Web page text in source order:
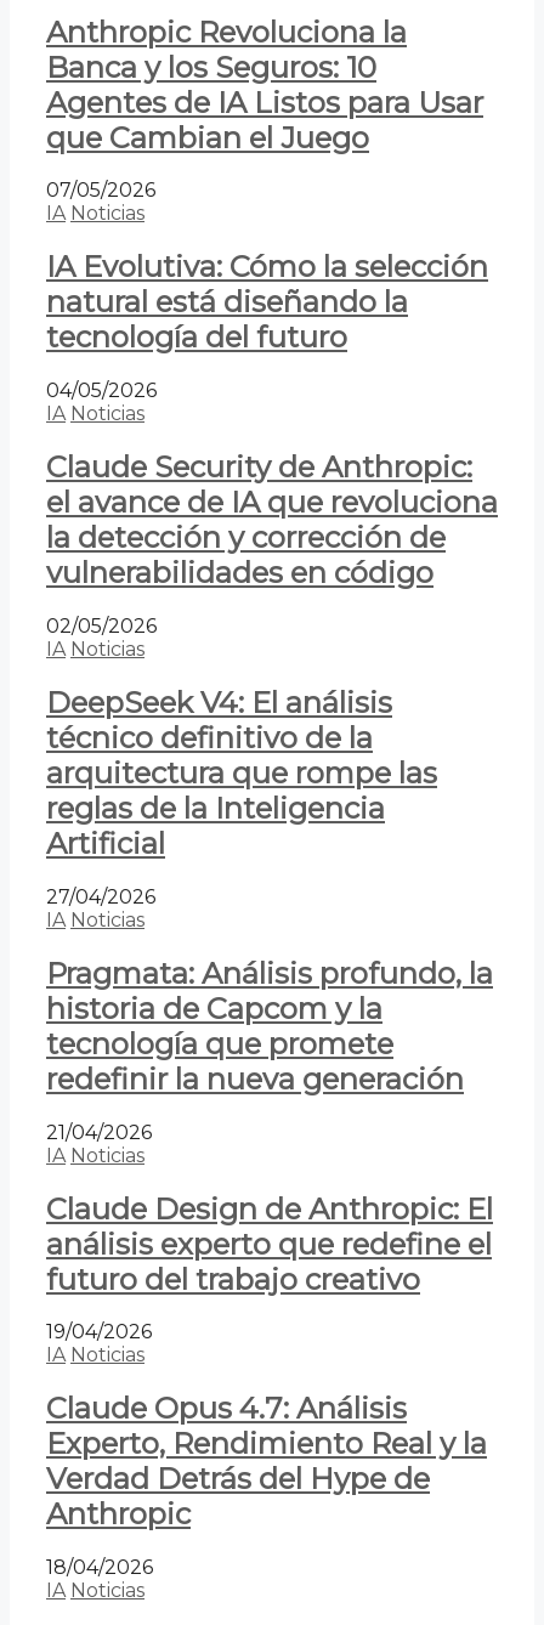
Anthropic Revoluciona la
Banca y los Seguros: 10
Agentes de IA Listos para Usar
que Cambian el Juego
07/05/2026
IA Noticias
IA Evolutiva: Cómo la selección
natural está diseñando la
tecnología del futuro
04/05/2026
IA Noticias
Claude Security de Anthropic:
el avance de IA que revoluciona
la detección y corrección de
vulnerabilidades en código
02/05/2026
IA Noticias
DeepSeek V4: El análisis
técnico definitivo de la
arquitectura que rompe las
reglas de la Inteligencia
Artificial
27/04/2026
IA Noticias
Pragmata: Análisis profundo, la
historia de Capcom y la
tecnología que promete
redefinir la nueva generación
21/04/2026
IA Noticias
Claude Design de Anthropic: El
análisis experto que redefine el
futuro del trabajo creativo
19/04/2026
IA Noticias
Claude Opus 4.7: Análisis
Experto, Rendimiento Real y la
Verdad Detrás del Hype de
Anthropic
18/04/2026
IA Noticias